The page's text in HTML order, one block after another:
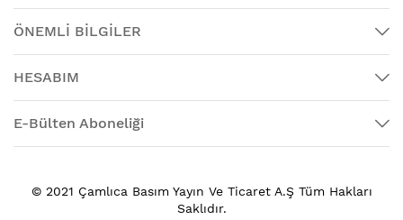
ÖNEMLİ BİLGİLER
HESABIM
E-Bülten Aboneliği
© 2021 Çamlıca Basım Yayın Ve Ticaret A.Ş Tüm Hakları
Saklıdır.